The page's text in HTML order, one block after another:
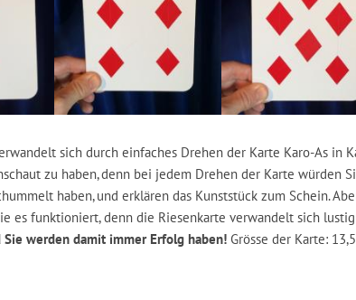
sich durch einfaches Drehen der Karte Karo-As in
zu haben, denn bei jedem Drehen der Karte würden
haben, und erklären das Kunststück zum Schein.
es funktioniert, denn die Riesenkarte verwandelt sich lustig
Sie werden damit immer Erfolg haben! Grösse der Karte: